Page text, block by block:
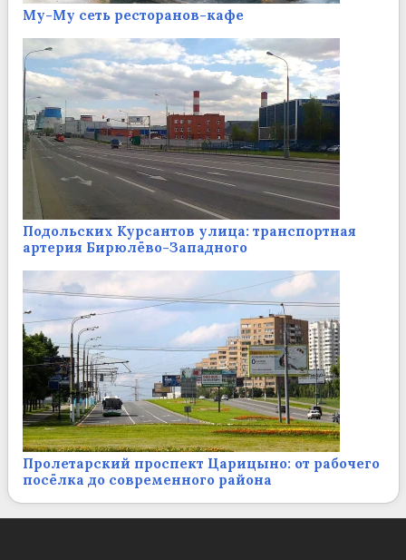
Му-Му сеть ресторанов-кафе
Подольских Курсантов улица: транспортная
артерия Бирюлёво-Западного
Пролетарский проспект Царицыно: от рабочего
посёлка до современного района